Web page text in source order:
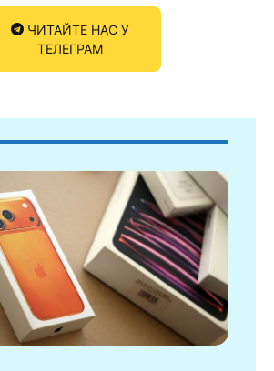
ЧИТАЙТЕ НАС У
ТЕЛЕГРАМ